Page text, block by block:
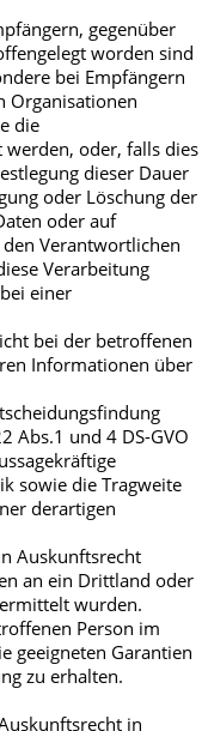
gegenüber
worden sind
bei Empfängern
Organisationen
die
werden, oder, falls dies
dieser Dauer
oder Löschung der
oder auf
Verantwortlichen
Verarbeitung
einer
bei der betroffenen
Informationen über
Abs.1 und 4 DS-GVO
sowie die Tragweite
derartigen
Auskunftsrecht
an ein Drittland oder
wurden.
Person im
geeigneten Garantien
zu erhalten.
in